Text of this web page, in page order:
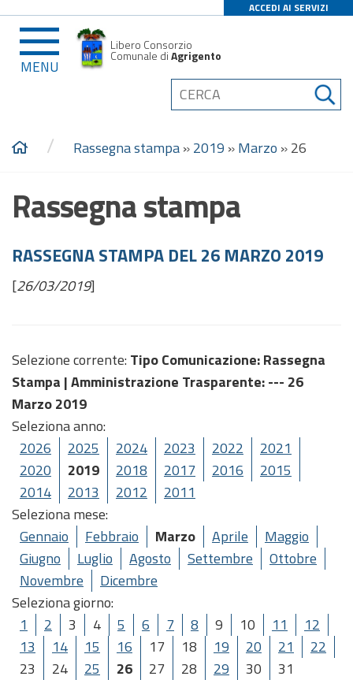
ACCEDI AI SERVIZI
MENU
Libero Consorzio
Comunale diAgrigento
/ Rassegna stampa»2019 »Marzo »26
Rassegna stampa
RASSEGNA STAMPA DEL 26 MARZO 2019
[26/03/2019]
Selezione corrente: Tipo Comunicazione: Rassegna
Stampa |Amministrazione Trasparente: --- 26
Marzo 2019
Seleziona anno:
2026
2025 2024 2023 2022
2021
2020
2019 2018 2017 2016
2015
2014
2013 2012
2011
Seleziona mese:
Gennaio
Febbraio Marzo Aprile
Maggio
Giugno
Luglio Agosto Settembre
Ottobre
Novembre
Dicembre
Seleziona giorno:
1
2 3 4 5 6 7 8 9 10 11
12
13
14 15 16 17 18 19 20 21
22
23
24 25 26 27 28 29 30 31